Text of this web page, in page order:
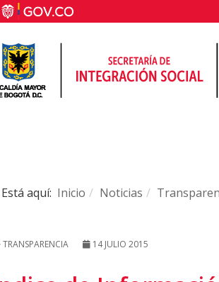
Está aquí: Inicio Noticias
TRANSPARENCIA 14 JULIO 2015